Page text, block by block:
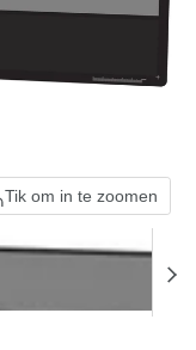
Tik om in te zoomen